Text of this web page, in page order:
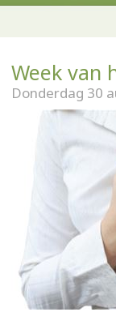
Week van
Donderdag 30